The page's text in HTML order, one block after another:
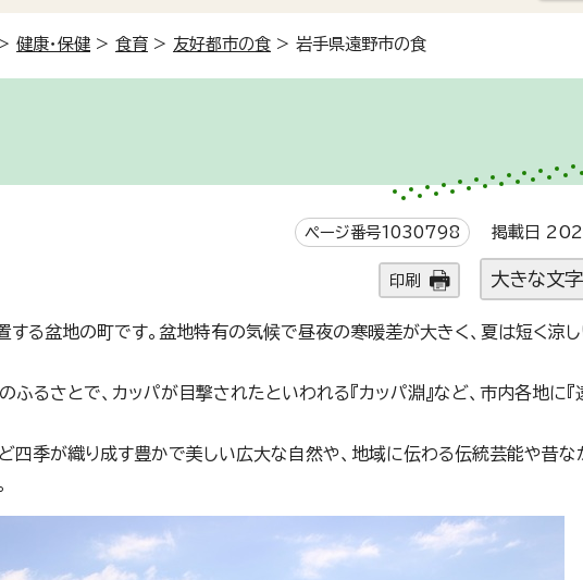
健康・保健 > 食育 > 友好都市の食 > 岩手県遠野市の食
ページ番号1030798 掲載日
印刷 大きな文
る盆地の町です。盆地特有の気候で昼夜の寒暖差が大きく、夏は短く涼し
ふるさとで、カッパが目撃されたといわれる『カッパ淵』など、市内各地に『
四季が織り成す豊かで美しい広大な自然や、地域に伝わる伝統芸能や昔な